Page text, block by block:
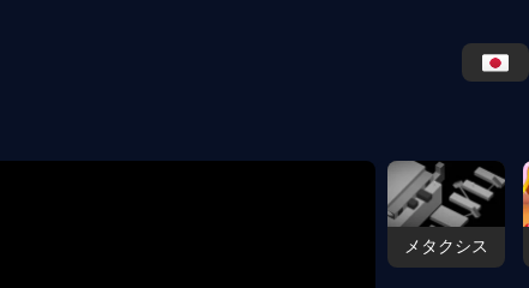
メタクシス